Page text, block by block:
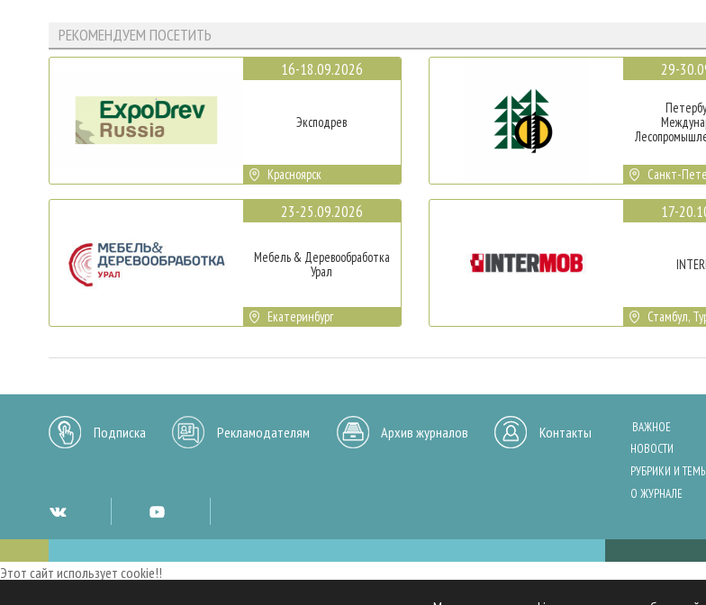
РЕКОМЕНДУЕМ ПОСЕТИТЬ
16-18.09.2026
Эксподрев
Красноярск
23-25.09.2026
Мебель & Деревообработка
Урал
Екатеринбург
29-
Санкт-
17-
Стамбул,
Подписка Рекламодателям Архив журналов Контакты
ВАЖНОЕ
НОВОСТИ
РУБРИКИ И ТЕМЫ
О ЖУРНАЛЕ
Этот сайт использует cookie!!
Мы используем cookies и аналогичные технологии для улучшения работы нашего сайта, анализа трафика и персонализации